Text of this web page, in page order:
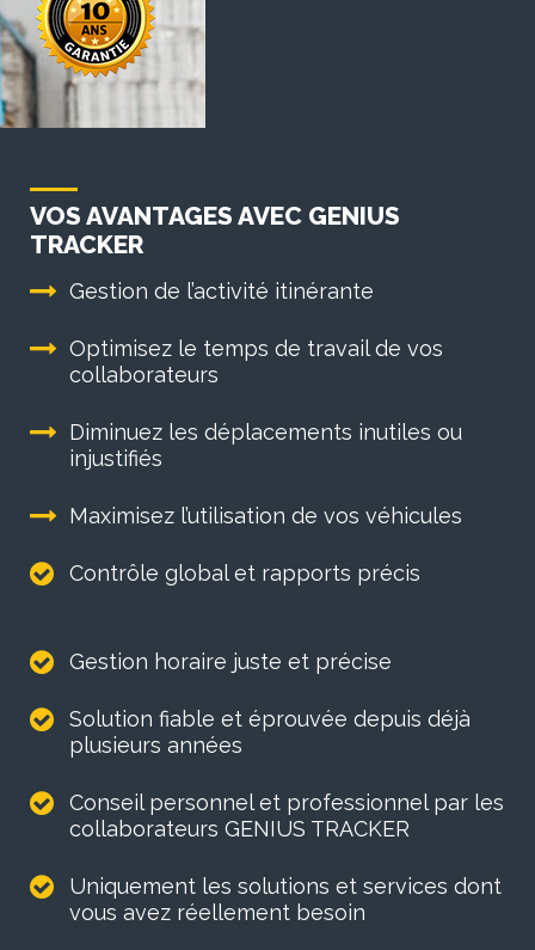
VOS AVANTAGES AVEC GENIUS
TRACKER
Gestion de l’activité itinérante
Optimisez le temps de travail de vos
collaborateurs
Diminuez les déplacements inutiles ou
injustifiés
Maximisez l’utilisation de vos véhicules
Contrôle global et rapports précis
Gestion horaire juste et précise
Solution fiable et éprouvée depuis déjà
plusieurs années
Conseil personnel et professionnel par les
collaborateurs GENIUS TRACKER
Uniquement les solutions et services dont
vous avez réellement besoin